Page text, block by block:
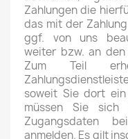
Zahlungen die
das mit der
ggf. von uns
weiter bzw. an den
Zum Teil
soweit Sie dort ein
müssen Sie sich
Zugangsdaten
anmelden. Es gilt